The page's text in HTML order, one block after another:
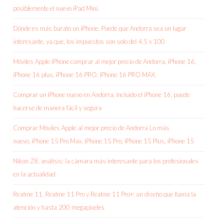
posiblemente el nuevo iPad Mini.
Dónde es más barato un iPhone. Puede que Andorra sea un lugar
interesante, ya que, los impuestos son solo del 4,5 x 100
Móviles Apple iPhone comprar al mejor precio de Andorra, iPhone 16,
iPhone 16 plus, iPhone 16 PRO, iPhone 16 PRO MAX.
Comprar un iPhone nuevo en Andorra, incluido el iPhone 16, puede
hacerse de manera fácil y segura
Comprar Móviles Apple al mejor precio de Andorra Lo más
nuevo, iPhone 15 Pro Max, iPhone 15 Pro, iPhone 15 Plus, iPhone 15
Nikon Z8, análisis: la cámara más interesante para los profesionales
en la actualidad
Realme 11, Realme 11 Pro y Realme 11 Pro+: un diseño que llama la
atención y hasta 200 megapíxeles